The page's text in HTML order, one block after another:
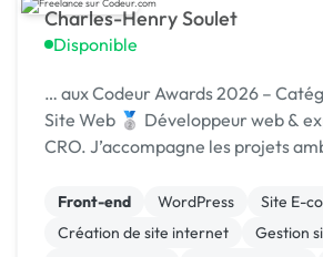
Charles-Henry Soulet
Disponible
… aux Codeur Awards 2026 –
Site Web 🥈 Développeur web &
CRO. J’accompagne les projets
Front-end WordPress
Site E-
Création de site internet
Gestion